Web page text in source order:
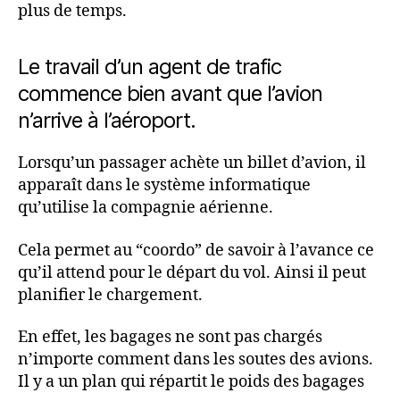
plus de temps.
Le travail d’un agent de trafic
commence bien avant que l’avion
n’arrive à l’aéroport.
Lorsqu’un passager achète un billet d’avion, il
apparaît dans le système informatique
qu’utilise la compagnie aérienne.
Cela permet au “coordo” de savoir à l’avance ce
qu’il attend pour le départ du vol. Ainsi il peut
planifier le chargement.
En effet, les bagages ne sont pas chargés
n’importe comment dans les soutes des avions.
Il y a un plan qui répartit le poids des bagages